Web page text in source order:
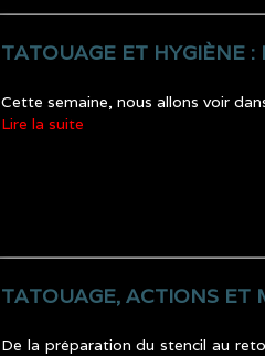
TATOUAGE ET HYGIÈNE
Cette semaine, nous allons voir
Lire la suite
TATOUAGE, ACTIONS ET
De la préparation du stencil au